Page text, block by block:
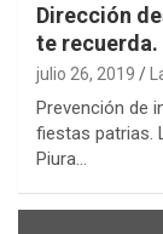
Dirección
te recuerda.
julio 26, 2019
Prevención de
fiestas patrias.
Piura…